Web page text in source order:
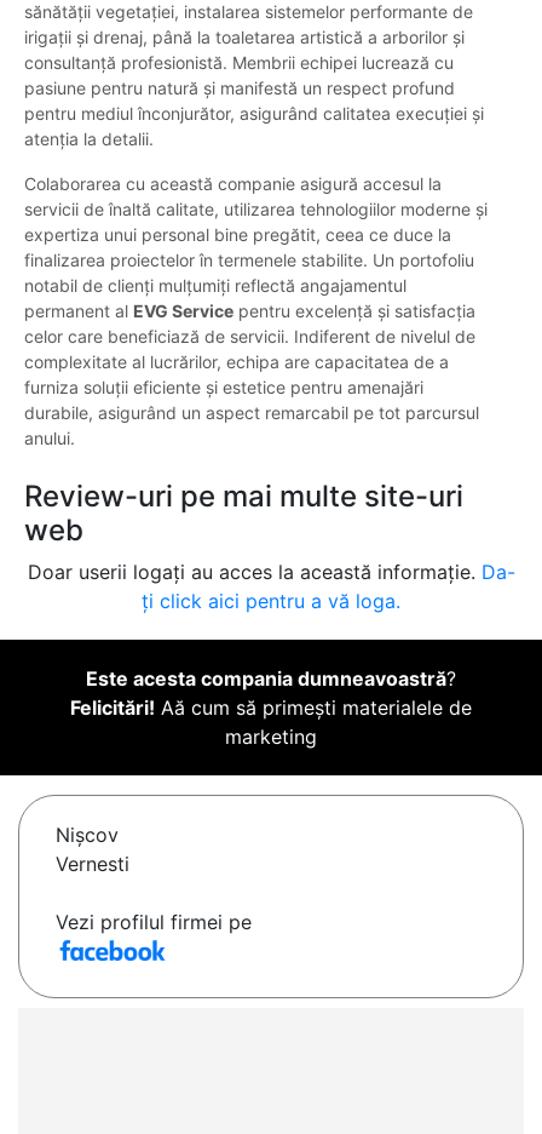
sănătății vegetației, instalarea sistemelor performante de
irigații și drenaj, până la toaletarea artistică a arborilor și
consultanță profesionistă. Membrii echipei lucrează cu
pasiune pentru natură și manifestă un respect profund
pentru mediul înconjurător, asigurând calitatea execuției și
atenția la detalii.
Colaborarea cu această companie asigură accesul la
servicii de înaltă calitate, utilizarea tehnologiilor moderne și
expertiza unui personal bine pregătit, ceea ce duce la
finalizarea proiectelor în termenele stabilite. Un portofoliu
notabil de clienți mulțumiți reflectă angajamentul
permanent al EVG Service pentru excelență și satisfacția
celor care beneficiază de servicii. Indiferent de nivelul de
complexitate al lucrărilor, echipa are capacitatea de a
furniza soluții eficiente și estetice pentru amenajări
durabile, asigurând un aspect remarcabil pe tot parcursul
anului.
Review-uri pe mai multe site-uri
web
Doar userii logați au acces la această informație. Da-
ți click aici pentru a vă loga.
Este acesta compania dumneavoastră?
Felicitări! Aă cum să primești materialele de
marketing
Nişcov
Vernesti
Vezi profilul firmei pe